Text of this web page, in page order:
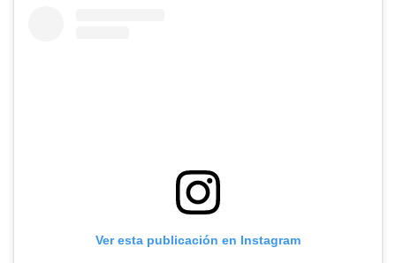
Ver esta publicación en Instagram